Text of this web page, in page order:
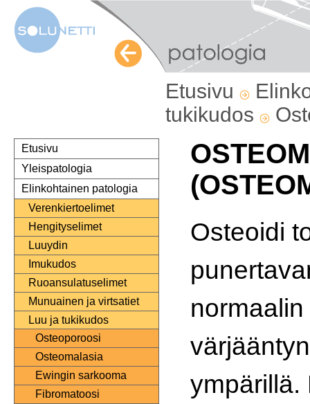
Etusivu
tukikudos
Etusivu
Yleispatologia
Elinkohtainen patologia
Verenkiertoelimet
Hengityselimet
Luuydin
Imukudos
Ruoansulatuselimet
Munuainen ja virtsatiet
Luu ja tukikudos
Osteoporoosi
Osteomalasia
Ewingin sarkooma
Fibromatoosi
Osteoidi
ympärillä.